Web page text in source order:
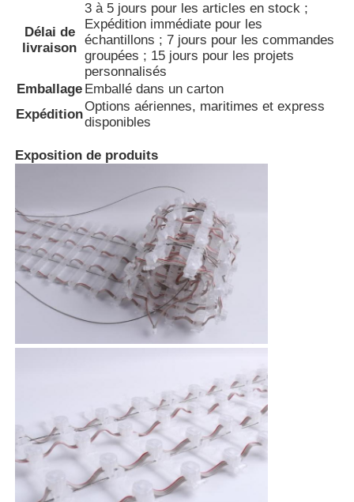
Délai de
livraison
3 à 5 jours pour les articles en stock ;
Expédition immédiate pour les
échantillons ; 7 jours pour les commandes
groupées ; 15 jours pour les projets
personnalisés
Emballage Emballé dans un carton
Expédition
Options aériennes, maritimes et express
disponibles
Exposition de produits